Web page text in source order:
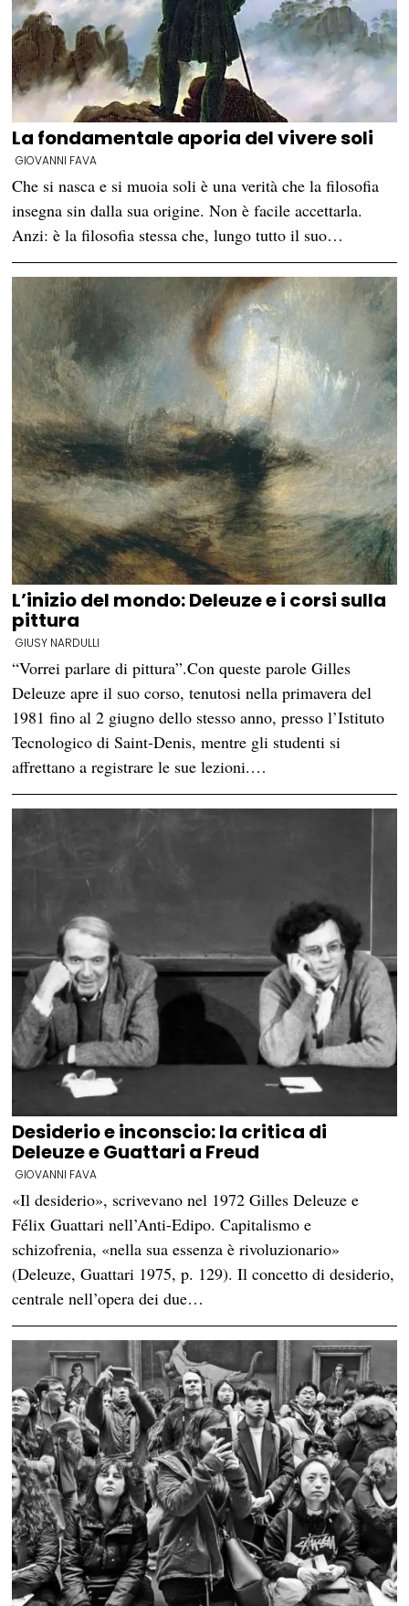
La fondamentale aporia del vivere soli
GIOVANNI FAVA
Che si nasca e si muoia soli è una verità che la filosofia
insegna sin dalla sua origine. Non è facile accettarla.
Anzi: è la filosofia stessa che, lungo tutto il suo…
L’inizio del mondo: Deleuze e i corsi sulla
pittura
GIUSY NARDULLI
“Vorrei parlare di pittura”.Con queste parole Gilles
Deleuze apre il suo corso, tenutosi nella primavera del
1981 fino al 2 giugno dello stesso anno, presso l’Istituto
Tecnologico di Saint-Denis, mentre gli studenti si
affrettano a registrare le sue lezioni.…
Desiderio e inconscio: la critica di
Deleuze e Guattari a Freud
GIOVANNI FAVA
«Il desiderio», scrivevano nel 1972 Gilles Deleuze e
Félix Guattari nell’Anti-Edipo. Capitalismo e
schizofrenia, «nella sua essenza è rivoluzionario»
(Deleuze, Guattari 1975, p. 129). Il concetto di desiderio,
centrale nell’opera dei due…